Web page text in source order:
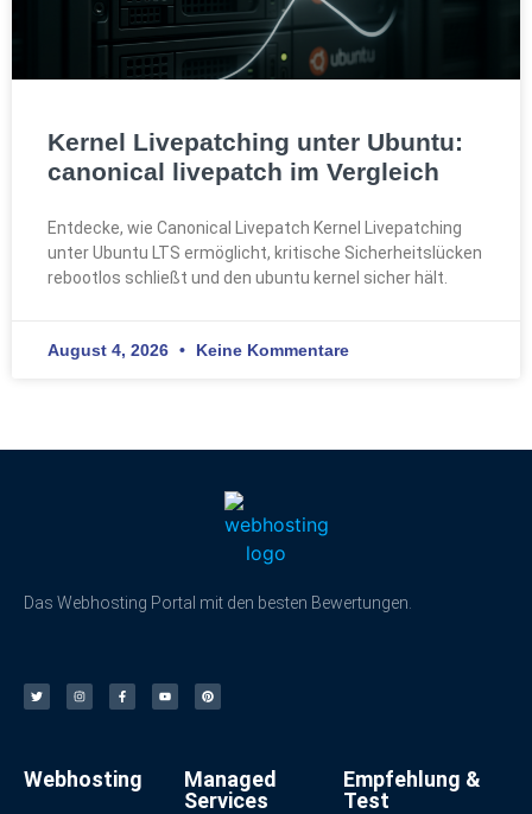
Kernel Livepatching unter Ubuntu:
canonical livepatch im Vergleich
Entdecke, wie Canonical Livepatch Kernel Livepatching
unter Ubuntu LTS ermöglicht, kritische Sicherheitslücken
rebootlos schließt und den ubuntu kernel sicher hält.
August 4, 2026 Keine Kommentare
Das Webhosting Portal mit den besten Bewertungen.
Webhosting
Managed
Services
Empfehlung &
Test